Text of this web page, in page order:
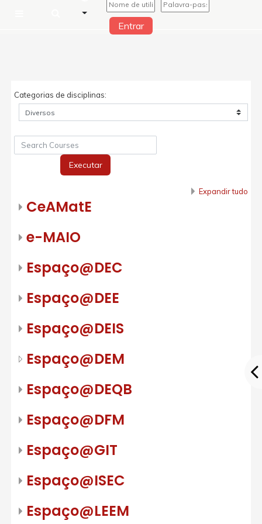
Entrar
Categorias de disciplinas:
Executar
Expandir tudo
CeAMatE
e-MAIO
Espaço@DEC
Espaço@DEE
Espaço@DEIS
Espaço@DEM
Espaço@DEQB
Espaço@DFM
Espaço@GIT
Espaço@ISEC
Espaço@LEEM